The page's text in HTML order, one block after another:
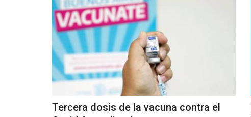
Tercera dosis de la vacuna contra el